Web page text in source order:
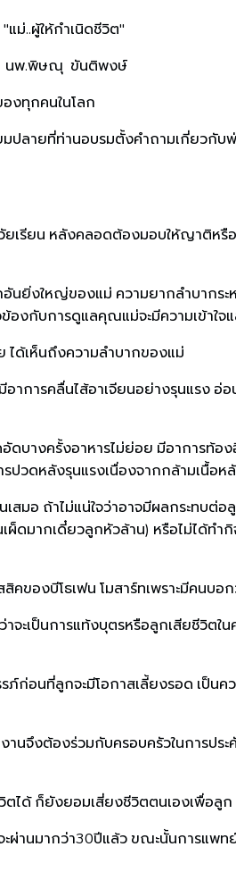
ม่..ผู้ให้กำเนิดชีวิต"
นพ.พิษณุ ขันติพงษ์
งทุกคนในโลก
ปลายที่ท่านอบรมตั้งคำถามเกี่ยวกับ
เรียน หลังคลอดต้องมอบให้ญาติห
นยิ่งใหญ่ของแม่ ความยากลำบากร
งกับการดูแลคุณแม่จะมีความเข้าใ
ด้เห็นถึงความลำบากของแม่
าการคลื่นไส้อาเจียนอย่างรุนแรง
างครั้งอาหารไม่ย่อย มีอาการท้อง
วดหลังรุนแรงเนื่องจากกล้ามเนื้อ
มอ ถ้าไม่แน่ใจว่าอาจมีผลกระทบต่
ดมากเดี๋ยวลูกหัวล้าน) หรือไม่ได้ท
ของบีโธเฟน โมสาร์ทเพราะมีคนบอ
ะเป็นการแท้งบุตรหรือลูกเสียชีวิต
อนที่ลูกจะมีโอกาสเลี้ยงรอด เป็นค
นจึงต้องร่วมกับครอบครัวในการปร
ตได้ ก็ยังยอมเสี่ยงชีวิตตนเองเพื่อลูก
นมากว่า30ปีแล้ว ขณะนั้นการแพท